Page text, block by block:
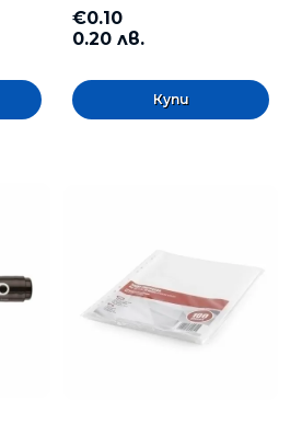
€0.10
0.20 лв.